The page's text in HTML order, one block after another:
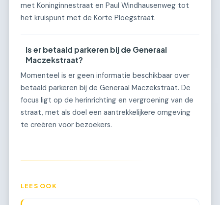
met Koninginnestraat en Paul Windhausenweg tot
het kruispunt met de Korte Ploegstraat.
Is er betaald parkeren bij de Generaal
Maczekstraat?
Momenteel is er geen informatie beschikbaar over
betaald parkeren bij de Generaal Maczekstraat. De
focus ligt op de herinrichting en vergroening van de
straat, met als doel een aantrekkelijkere omgeving
te creëren voor bezoekers.
LEES OOK